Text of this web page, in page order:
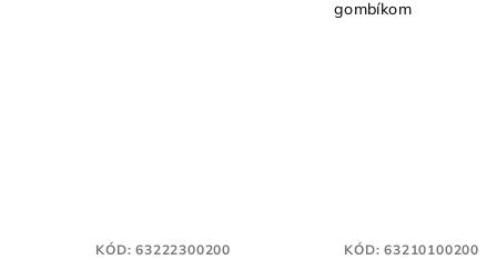
gombíkom
KÓD:63222300200 KÓD:63210100200